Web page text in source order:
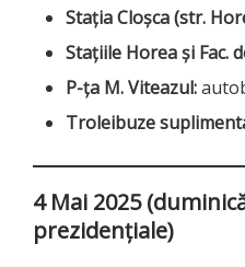
Stația Cloșca (str.
Stațiile Horea și Fac.
P-ța M. Viteazul:
Troleibuze
4 Mai 2025
prezidențiale)